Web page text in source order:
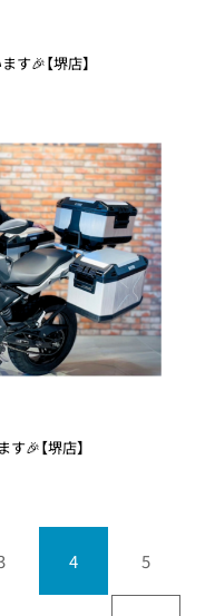
🎉【堺店】
🎉【堺店】
4 5